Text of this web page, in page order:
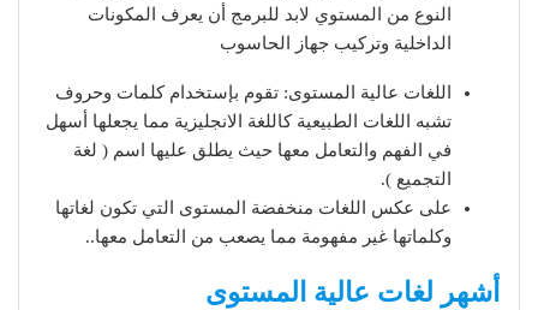
النوع من المستوي لابد للبرمج أن يعرف المكونات
الداخلية وتركيب جهاز الحاسوب
اللغات عالية المستوى: تقوم بإستخدام كلمات وحروف
تشبه اللغات الطبيعية كاللغة الانجليزية مما يجعلها أسهل
في الفهم والتعامل معها حيث يطلق عليها اسم ( لغة
التجميع ).
على عكس اللغات منخفضة المستوى التي تكون لغاتها
وكلماتها غير مفهومة مما يصعب من التعامل معها..
أشهر لغات عالية المستوى